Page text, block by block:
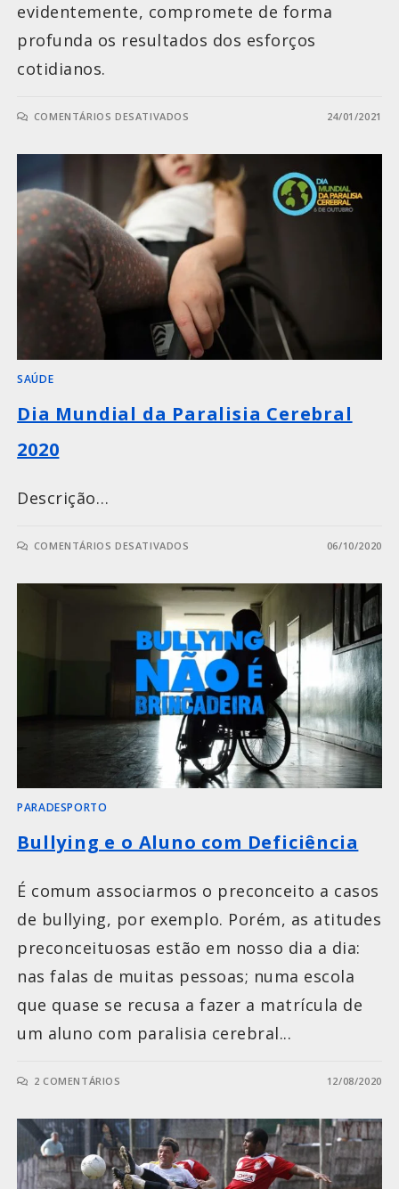
evidentemente, compromete de forma
profunda os resultados dos esforços
cotidianos.
COMENTÁRIOS DESATIVADOS 24/01/2021
SAÚDE
Dia Mundial da Paralisia Cerebral
2020
Descrição…
COMENTÁRIOS DESATIVADOS 06/10/2020
PARADESPORTO
Bullying e o Aluno com Deficiência
É comum associarmos o preconceito a casos
de bullying, por exemplo. Porém, as atitudes
preconceituosas estão em nosso dia a dia:
nas falas de muitas pessoas; numa escola
que quase se recusa a fazer a matrícula de
um aluno com paralisia cerebral...
2 COMENTÁRIOS 12/08/2020